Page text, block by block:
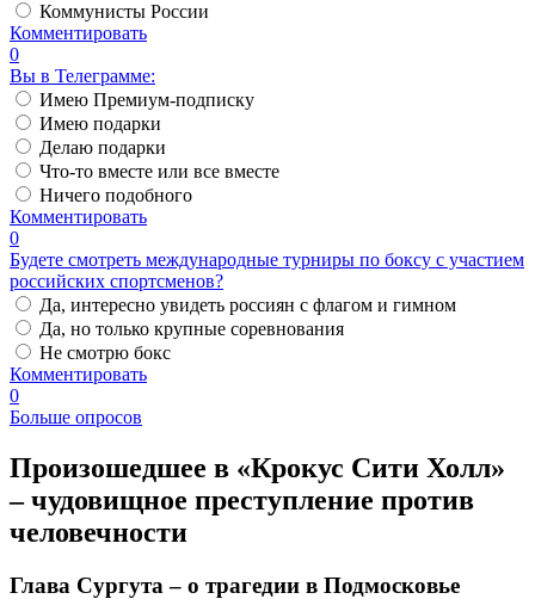
Коммунисты России
Комментировать
0
Вы в Телеграмме:
Имею Премиум-подписку
Имею подарки
Делаю подарки
Что-то вместе или все вместе
Ничего подобного
Комментировать
0
Будете смотреть международные турниры по боксу с участием
российских спортсменов?
Да, интересно увидеть россиян с флагом и гимном
Да, но только крупные соревнования
Не смотрю бокс
Комментировать
0
Больше опросов
Произошедшее в «Крокус Сити Холл»
– чудовищное преступление против
человечности
Глава Сургута – о трагедии в Подмосковье